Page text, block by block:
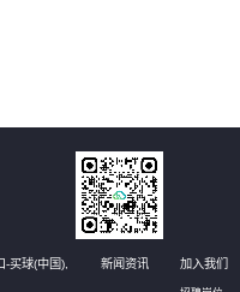
-买球(中国), 新闻资讯 加入我们